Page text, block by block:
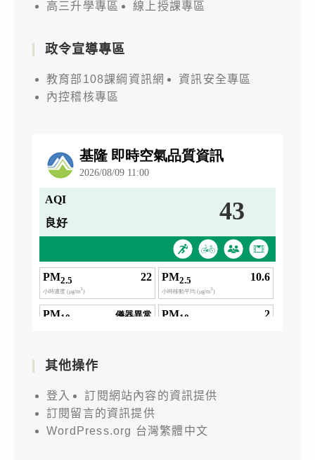
高三升學專區 線上授課專區
政令宣導專區
教育部108課綱資訊網
資訊安全專區
內控稽核專區
其他操作
登入
訂閱網站內容的資訊提供
訂閱留言的資訊提供
WordPress.org 台灣繁體中文